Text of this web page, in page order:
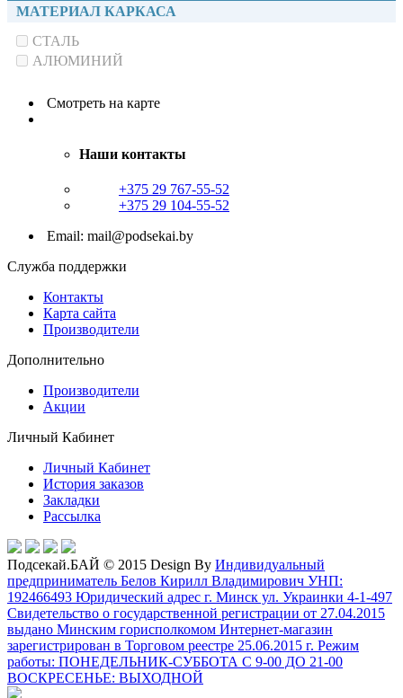
МАТЕРИАЛ КАРКАСА
СТАЛЬ
АЛЮМИНИЙ
Смотреть на карте
Наши контакты
+375 29 767-55-52
+375 29 104-55-52
Email: mail@podsekai.by
Служба поддержки
Контакты
Карта сайта
Производители
Дополнительно
Производители
Акции
Личный Кабинет
Личный Кабинет
История заказов
Закладки
Рассылка
Подсекай.БАЙ © 2015 Design By Индивидуальный
предприниматель Белов Кирилл Владимирович УНП:
192466493 Юридический адрес г. Минск ул. Украинки 4-1-497
Свидетельство о государственной регистрации от 27.04.2015
выдано Минским горисполкомом Интернет-магазин
зарегистрирован в Торговом реестре 25.06.2015 г. Режим
работы: ПОНЕДЕЛЬНИК-СУББОТА С 9-00 ДО 21-00
ВОСКРЕСЕНЬЕ: ВЫХОДНОЙ